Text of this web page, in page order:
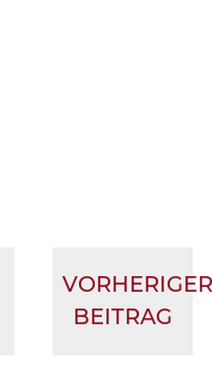
VORHERIGER
BEITRAG